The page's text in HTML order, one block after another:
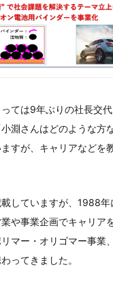
っては9年ぶりの社長交
淵さんはどのような方
すが、キャリアなどを
載していますが、1988
や事業企画でキャリア
マー・オリゴマー事業
ってきました。